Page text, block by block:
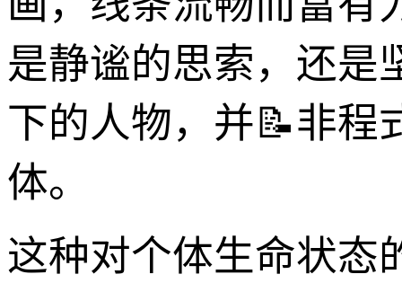
是静谧的思索，还是
下的人物，并📝非程
体。
这种对个体生命状态